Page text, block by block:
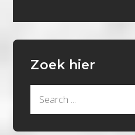
Zoek hier